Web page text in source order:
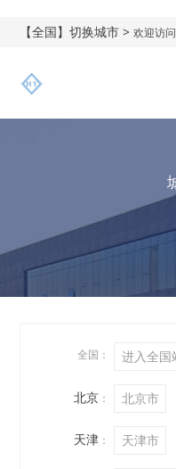
【全国】切换城市 >欢迎访
全国： 进入全国
北京 ： 北京市
天津 ： 天津市